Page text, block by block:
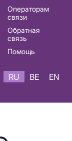
Операторам
связи
Обратная
связь
Помощь
RU BE EN